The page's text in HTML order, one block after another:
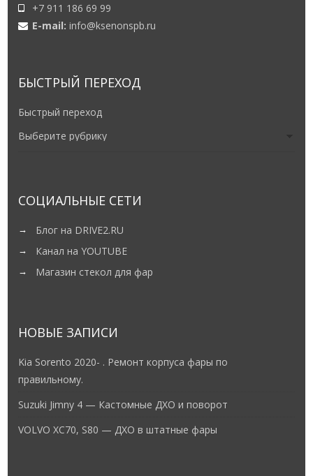
+7 911 186 69 99
E-mail:info@ksenonspb.ru
БЫСТРЫЙ ПЕРЕХОД
Быстрый переход
СОЦИАЛЬНЫЕ СЕТИ
Блог на DRIVE2.RU
Канал на YOUTUBE
Магазин стекол для фар
НОВЫЕ ЗАПИСИ
Kia Sorento 2020- . Ремонт корпуса фары по
правильному.
Suzuki Jimny 4 — Кастомные ДХО и поворот
VOLVO XC70, S80 — ДХО в штатные фары